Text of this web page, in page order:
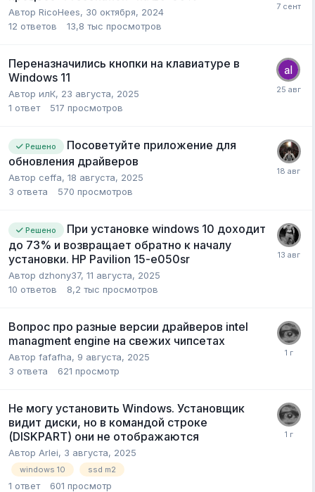
Автор RicoHees, 30 октября, 2024
12 ответов 13,8 тыс просмотров
Переназначились кнопки на клавиатуре в
Windows 11
Автор илК, 23 августа, 2025
1 ответ 517 просмотров
Решено
Посоветуйте приложение для
обновления драйверов
Автор ceffa, 18 августа, 2025
3 ответа 570 просмотров
Решено
При установке windows 10 доходит
до 73% и возвращает обратно к началу
установки. HP Pavilion 15-e050sr
Автор dzhony37, 11 августа, 2025
10 ответов 8,2 тыс просмотров
Вопрос про разные версии драйверов intel
managment engine на свежих чипсетах
Автор fafafha, 9 августа, 2025
3 ответа 621 просмотр
Не могу установить Windows. Установщик
видит диски, но в командой строке
(DISKPART) они не отображаются
Автор Arlei, 3 августа, 2025
windows 10 ssd m2
1 ответ 601 просмотр